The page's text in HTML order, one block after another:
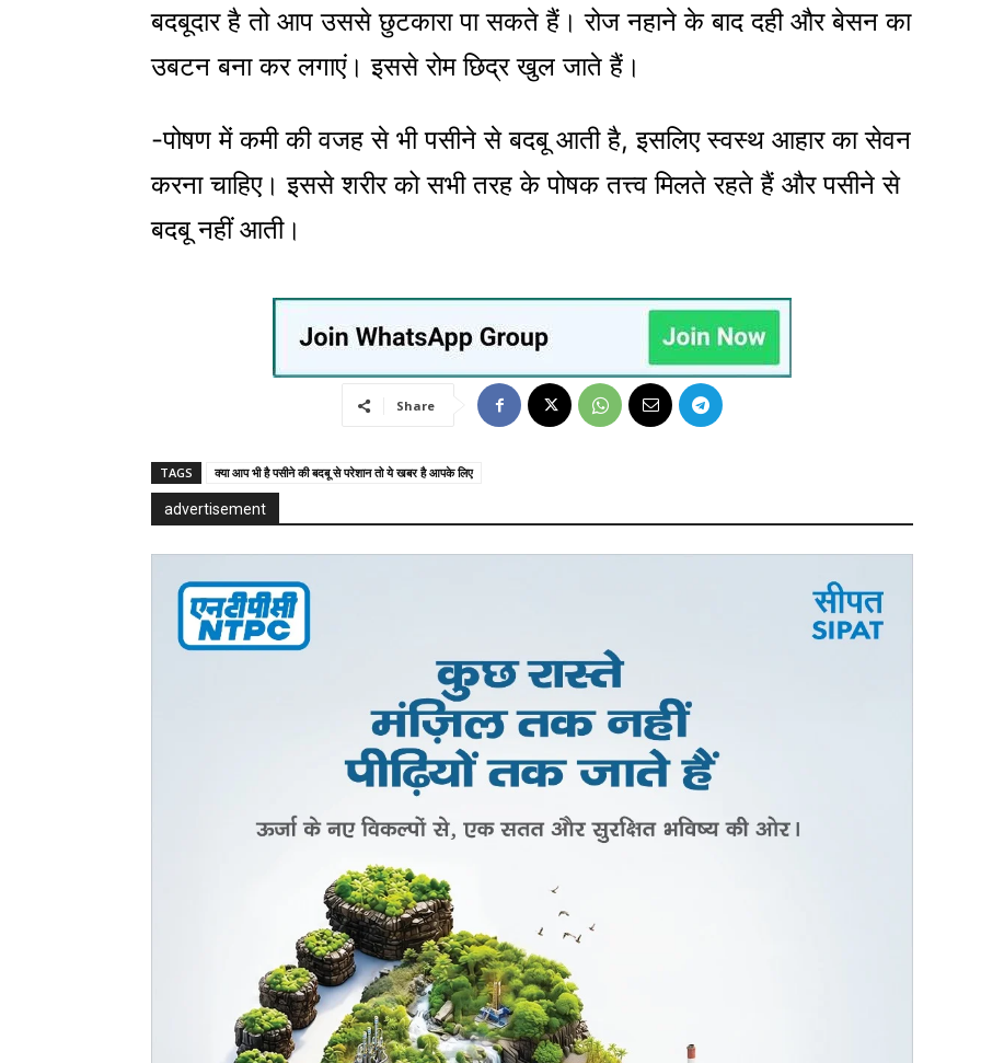
बदबूदार है तो आप उससे छुटकारा पा सकते हैं। रोज नहाने के बाद दही और बेसन का
उबटन बना कर लगाएं। इससे रोम छिद्र खुल जाते हैं।
-पोषण में कमी की वजह से भी पसीने से बदबू आती है, इसलिए स्वस्थ आहार का सेवन
करना चाहिए। इससे शरीर को सभी तरह के पोषक तत्त्व मिलते रहते हैं और पसीने से
बदबू नहीं आती।
Share
TAGS क्या आप भी है पसीने की बदबू से परेशान तो ये खबर है आपके लिए
advertisement